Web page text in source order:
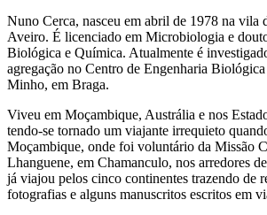
Nuno Cerca, nasceu em abril de 1978 na vila
Aveiro. É licenciado em Microbiologia e
Biológica e Química. Atualmente é
agregação no Centro de Engenharia
Minho, em Braga.
Viveu em Moçambique, Austrália e nos
tendo-se tornado um viajante irrequieto
Moçambique, onde foi voluntário da Missão
Lhanguene, em Chamanculo, nos arredores
já viajou pelos cinco continentes trazendo de
fotografias e alguns manuscritos escritos em